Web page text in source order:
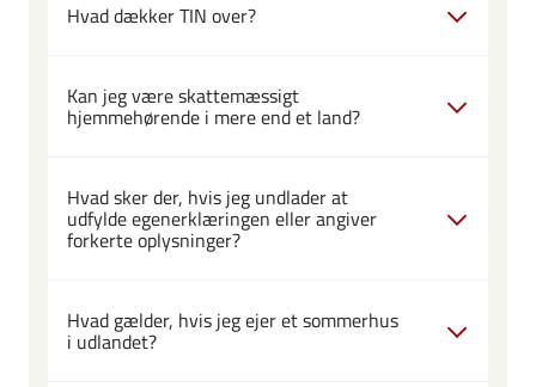
Hvad dækker TIN over?
Kan jeg være skattemæssigt
hjemmehørende i mere end et land?
Hvad sker der, hvis jeg undlader at
udfylde egenerklæringen eller angiver
forkerte oplysninger?
Hvad gælder, hvis jeg ejer et sommerhus
i udlandet?